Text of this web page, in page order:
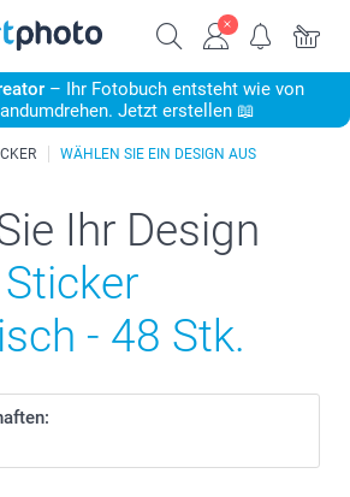
– Ihr Fotobuch entsteht wie von
Jetzt erstellen 📖
WÄHLEN SIE EIN DESIGN AUS
Ihr Design
- 48 Stk.